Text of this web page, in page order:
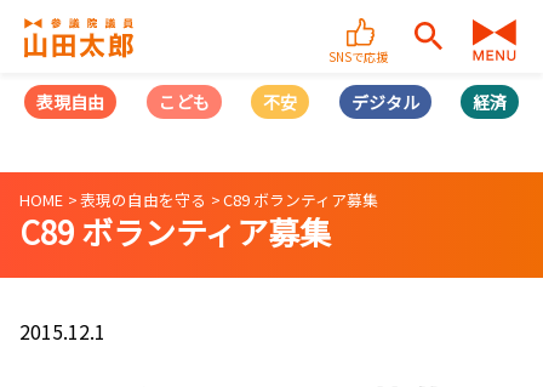
SNSで応援
表現自由 こども 不安 デジタル 経済
HOME 表現の自由を守る C89 ボランティア募集
C89 ボランティア募集
2015.12.1